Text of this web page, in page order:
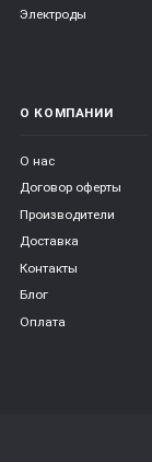
Электроды
О КОМПАНИИ
О нас
Договор оферты
Производители
Доставка
Контакты
Блог
Оплата